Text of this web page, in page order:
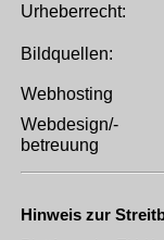
Urheberrecht:
Bildquellen:
Webhosting
Webdesign/-
betreuung
Hinweis zur